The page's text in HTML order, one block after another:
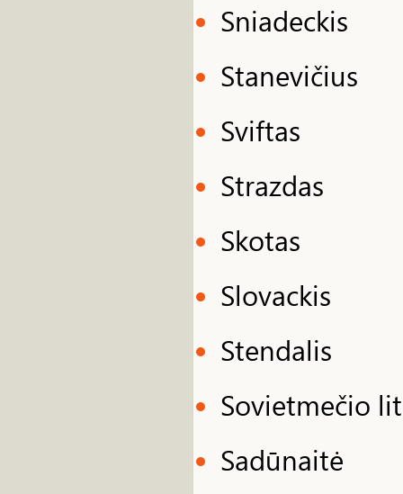
Sniadeckis
Stanevičius
Sviftas
Strazdas
Skotas
Slovackis
Stendalis
Sovietmečio
Sadūnaitė